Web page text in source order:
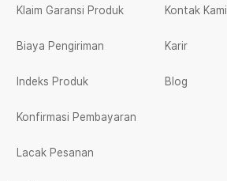
Klaim Garansi Produk
Biaya Pengiriman
Indeks Produk
Konfirmasi Pembayaran
Lacak Pesanan
Kontak Kami
Karir
Blog